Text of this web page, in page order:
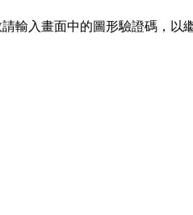
輸入畫面中的圖形驗證碼，以